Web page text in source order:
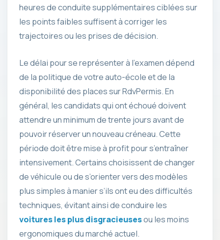
heures de conduite supplémentaires ciblées sur
les points faibles suffisent à corriger les
trajectoires ou les prises de décision.
Le délai pour se représenter à l’examen dépend
de la politique de votre auto-école et de la
disponibilité des places sur RdvPermis. En
général, les candidats qui ont échoué doivent
attendre un minimum de trente jours avant de
pouvoir réserver un nouveau créneau. Cette
période doit être mise à profit pour s’entraîner
intensivement. Certains choisissent de changer
de véhicule ou de s’orienter vers des modèles
plus simples à manier s’ils ont eu des difficultés
techniques, évitant ainsi de conduire les
voitures les plus disgracieusesou les moins
ergonomiques du marché actuel.